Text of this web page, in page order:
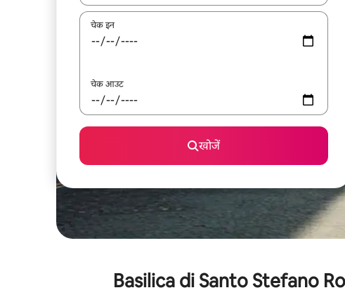
चेक इन
चेक आउट
खोजें
Basilica di Santo Stefano